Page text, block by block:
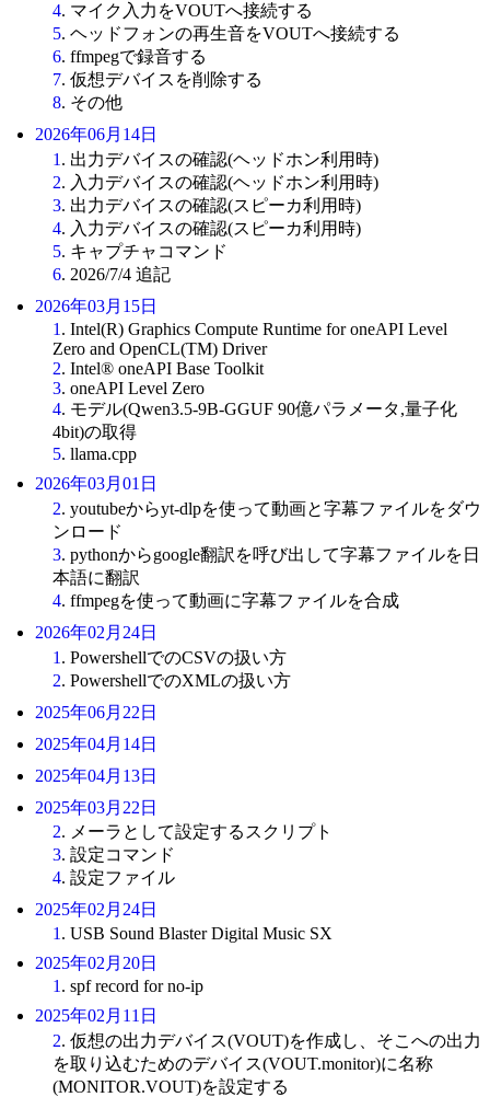
4. マイク入力をVOUTへ接続する
5. ヘッドフォンの再生音をVOUTへ接続する
6. ffmpegで録音する
7. 仮想デバイスを削除する
8. その他
2026年06月14日
1 . 出力デバイスの確認(ヘッドホン利用時)
2. 入力デバイスの確認(ヘッドホン利用時)
3. 出力デバイスの確認(スピーカ利用時)
4. 入力デバイスの確認(スピーカ利用時)
5. キャプチャコマンド
6. 2026/7/4 追記
2026年03月15日
1 . Intel(R) Graphics Compute Runtime for oneAPI Level
Zero and OpenCL(TM) Driver
2. Intel® oneAPI Base Toolkit
3. oneAPI Level Zero
4. モデル(Qwen3.5-9B-GGUF 90億パラメータ,量子化
4bit)の取得
5. llama.cpp
2026年03月01日
2. youtubeからyt-dlpを使って動画と字幕ファイルをダウ
ンロード
3. pythonからgoogle翻訳を呼び出して字幕ファイルを日
本語に翻訳
4. ffmpegを使って動画に字幕ファイルを合成
2026年02月24日
1 . PowershellでのCSVの扱い方
2. PowershellでのXMLの扱い方
2025年06月22日
2025年04月14日
2025年04月13日
2025年03月22日
2. メーラとして設定するスクリプト
3. 設定コマンド
4. 設定ファイル
2025年02月24日
1 . USB Sound Blaster Digital Music SX
2025年02月20日
1 . spf record for no-ip
2025年02月11日
2. 仮想の出力デバイス(VOUT)を作成し、そこへの出力
を取り込むためのデバイス(VOUT.monitor)に名称
(MONITOR.VOUT)を設定する